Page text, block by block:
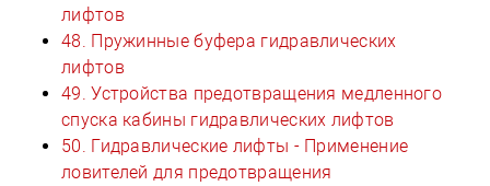
лифтов
48. Пружинные буфера гидравлических
лифтов
49. Устройства предотвращения медленного
спуска кабины гидравлических лифтов
50. Гидравлические лифты - Применение
ловителей для предотвращения